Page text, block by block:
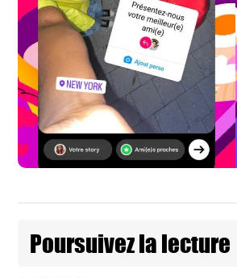
Poursuivez la lecture